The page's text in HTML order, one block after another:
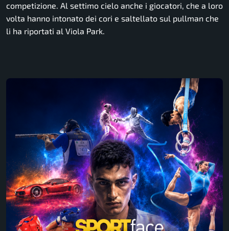
competizione. Al settimo cielo anche i giocatori, che a loro
volta hanno intonato dei cori e saltellato sul pullman che
li ha riportati al Viola Park.